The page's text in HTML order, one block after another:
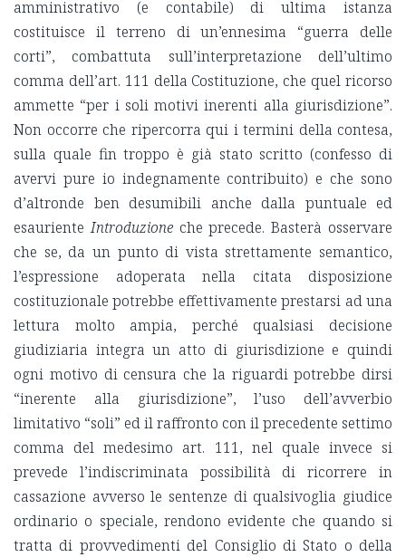
amministrativo (e contabile) di ultima istanza
costituisce il terreno di un’ennesima “guerra delle
corti”, combattuta sull’interpretazione dell’ultimo
comma dell’art. 111 della Costituzione, che quel ricorso
ammette “per i soli motivi inerenti alla giurisdizione”.
Non occorre che ripercorra qui i termini della contesa,
sulla quale fin troppo è già stato scritto (confesso di
avervi pure io indegnamente contribuito) e che sono
d’altronde ben desumibili anche dalla puntuale ed
esaurienteIntroduzioneche precede. Basterà osservare
che se, da un punto di vista strettamente semantico,
l’espressione adoperata nella citata disposizione
costituzionale potrebbe effettivamente prestarsi ad una
lettura molto ampia, perché qualsiasi decisione
giudiziaria integra un atto di giurisdizione e quindi
ogni motivo di censura che la riguardi potrebbe dirsi
“inerente alla giurisdizione”, l’uso dell’avverbio
limitativo “soli” ed il raffronto con il precedente settimo
comma del medesimo art. 111, nel quale invece si
prevede l’indiscriminata possibilità di ricorrere in
cassazione avverso le sentenze di qualsivoglia giudice
ordinario o speciale, rendono evidente che quando si
tratta di provvedimenti del Consiglio di Stato o della